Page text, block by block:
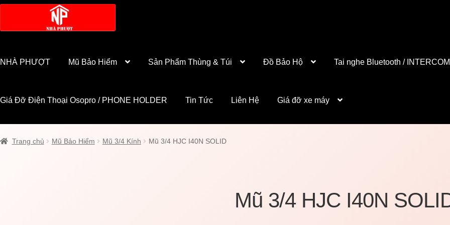
NHÀ PHƯỢT Mũ Bảo Hiểm Sản Phẩm Thùng & Túi Đồ Bảo Hộ Tai nghe Bluetooth / INTERCOM
Giá Đỡ Điện Thoại Osopro / PHONE HOLDER Tin Tức Liên Hệ Giá đỡ xe máy
Trang chủ Mũ Bảo Hiểm Mũ 3/4 Kính Mũ 3/4 HJC I40N SOLID
Mũ 3/4 HJC I40N